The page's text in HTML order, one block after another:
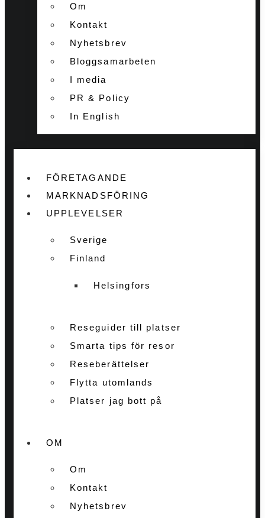
Om
Kontakt
Nyhetsbrev
Bloggsamarbeten
I media
PR & Policy
In English
FÖRETAGANDE
MARKNADSFÖRING
UPPLEVELSER
Sverige
Finland
Helsingfors
Reseguider till platser
Smarta tips för resor
Reseberättelser
Flytta utomlands
Platser jag bott på
OM
Om
Kontakt
Nyhetsbrev